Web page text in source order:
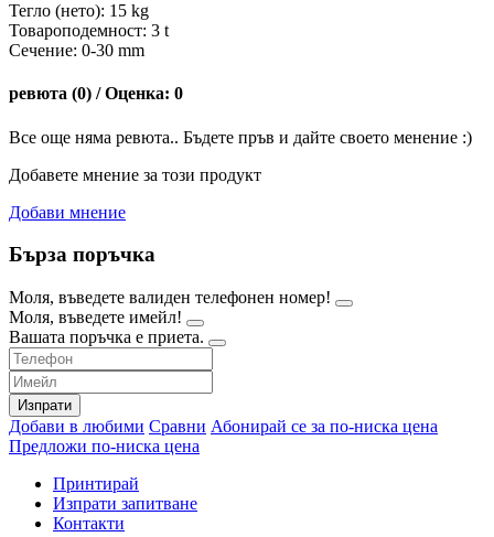
Тегло (нето): 15 kg
Товароподемност: 3 t
Сечение: 0-30 mm
ревюта (0) / Оценка: 0
Все още няма ревюта.. Бъдете пръв и дайте своето менение :)
Добавете мнение за този продукт
Добави мнение
Бърза поръчка
Моля, въведете валиден телефонен номер!
Моля, въведете имейл!
Вашата поръчка е приета.
Изпрати
Добави в любими Сравни Абонирай се за по-ниска цена
Предложи по-ниска цена
Принтирай
Изпрати запитване
Контакти